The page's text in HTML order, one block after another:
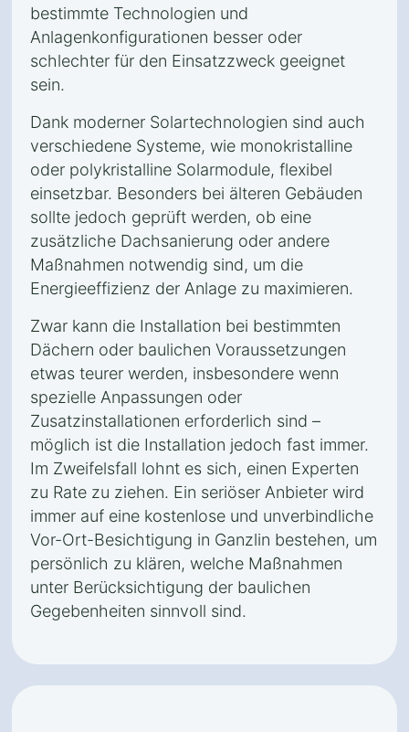
bestimmte Technologien und
Anlagenkonfigurationen besser oder
schlechter für den Einsatzzweck geeignet
sein.
Dank moderner Solartechnologien sind auch
verschiedene Systeme, wie monokristalline
oder polykristalline Solarmodule, flexibel
einsetzbar. Besonders bei älteren Gebäuden
sollte jedoch geprüft werden, ob eine
zusätzliche Dachsanierung oder andere
Maßnahmen notwendig sind, um die
Energieeffizienz der Anlage zu maximieren.
Zwar kann die Installation bei bestimmten
Dächern oder baulichen Voraussetzungen
etwas teurer werden, insbesondere wenn
spezielle Anpassungen oder
Zusatzinstallationen erforderlich sind –
möglich ist die Installation jedoch fast immer.
Im Zweifelsfall lohnt es sich, einen Experten
zu Rate zu ziehen. Ein seriöser Anbieter wird
immer auf eine kostenlose und unverbindliche
Vor-Ort-Besichtigung in Ganzlin bestehen, um
persönlich zu klären, welche Maßnahmen
unter Berücksichtigung der baulichen
Gegebenheiten sinnvoll sind.